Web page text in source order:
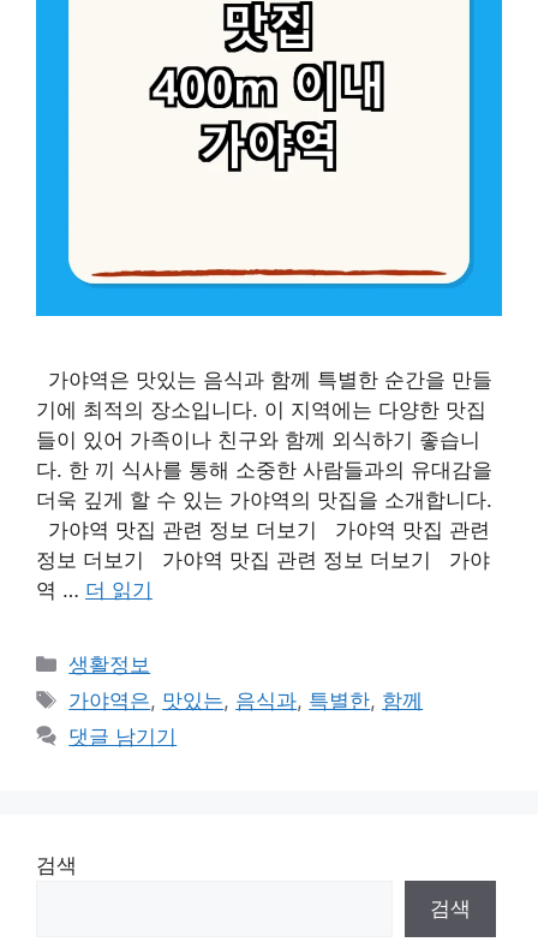
가야역은 맛있는 음식과 함께 특별한 순간을 만들
기에 최적의 장소입니다. 이 지역에는 다양한 맛집
들이 있어 가족이나 친구와 함께 외식하기 좋습니
다. 한 끼 식사를 통해 소중한 사람들과의 유대감을
더욱 깊게 할 수 있는 가야역의 맛집을 소개합니다.
가야역 맛집 관련 정보 더보기 가야역 맛집 관련
정보 더보기 가야역 맛집 관련 정보 더보기 가야
역 … 더 읽기
카
테
리
생활정보
태
그
가야역은, 맛있는, 음식과, 특별한, 함께
댓글 남기기
검색
검색